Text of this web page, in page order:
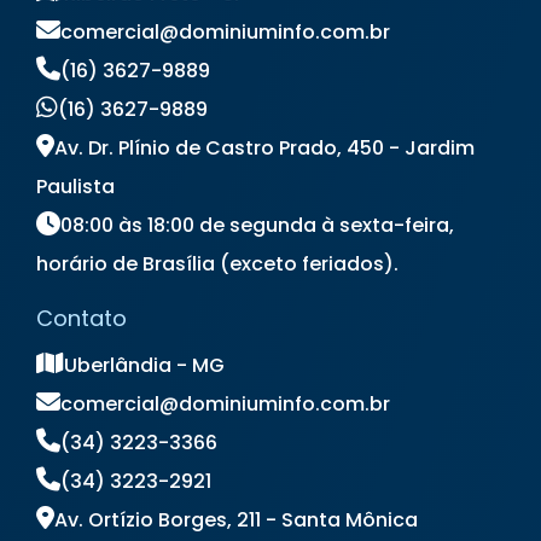
Locação de Notebook
Locação de Notebook para Eventos
Locação de Notebook Preço
Locação de Televisão
Locação de Totem para Eventos
Locação de Totem Touch Screen
Preço Aluguel de Notebook
Preço de Locação de Notebook
comercial@dominiuminfo.com.br
(16) 3627-9889
(16) 3627-9889
Av. Dr. Plínio de Castro Prado, 450 - Jardim
Paulista
08:00 às 18:00 de segunda à sexta-feira,
horário de Brasília (exceto feriados).
Contato
Uberlândia - MG
comercial@dominiuminfo.com.br
(34) 3223-3366
(34) 3223-2921
Av. Ortízio Borges, 211 - Santa Mônica